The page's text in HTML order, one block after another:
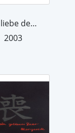
Ich liebe deiner schmalen Augen dunkl...
2003